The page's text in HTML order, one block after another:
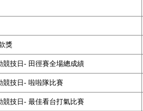
獎
競技日- 田徑賽全場總成績
競技日- 啦啦隊比賽
技日- 最佳看台打氣比賽